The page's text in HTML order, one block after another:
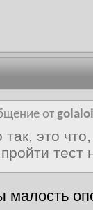
от
так, это
пройти
малость